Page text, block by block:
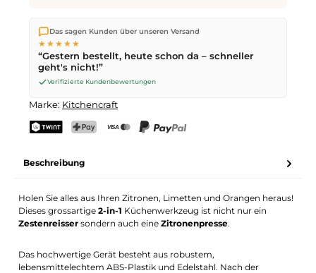
Dein Name E-Mail-Adresse
Anfrage senden
Wir versenden direkt aus unserem Lager in Kriens. Ab
ist die Lieferung kostenlos. Bestellungen bis
werden noch am selben Tag versendet – Zustellung am
nächsten Werktagmit der Schweizerischen Post.
Das sagen Kunden über unseren Versand
★★★★★
“Gestern bestellt, heute schon da – schneller
geht's nicht!”
Verifizierte Kundenbewertungen
Marke: Kitchencraft
Beschreibung
Holen Sie alles aus Ihren Zitronen, Limetten und Orangen heraus!
Dieses grossartige2-in-1 Küchenwerkzeug ist nicht nur ein
Zestenreisser sondern auch eineZitronenpresse.
Das hochwertige Gerät besteht aus robustem,
lebensmittelechtem ABS-Plastik und Edelstahl. Nach der